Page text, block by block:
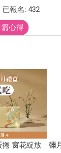
已報名: 432
篇心得
捲 窗花綻放｜彌